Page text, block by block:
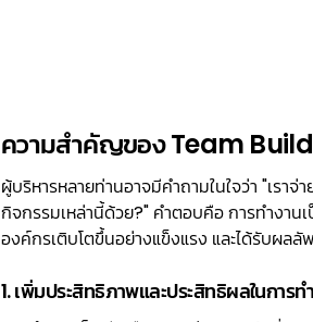
ความสำคัญของ Team
ผู้บริหารหลายท่านอาจมีคำถามในใจว่า "เรา
กิจกรรมเหล่านี้ด้วย?" คำตอบคือ การทํางา
องค์กรเติบโตขึ้นอย่างแข็งแรง และได้รับผลลั
1. เพิ่มประสิทธิภาพและประสิทธิผลใน